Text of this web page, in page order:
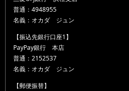
普通：4948955
名義：オカダ ジュン
【振込先銀行口座1】
PayPay銀行 本店
普通：2152537
名義：オカダ ジュン
【郵便振替】